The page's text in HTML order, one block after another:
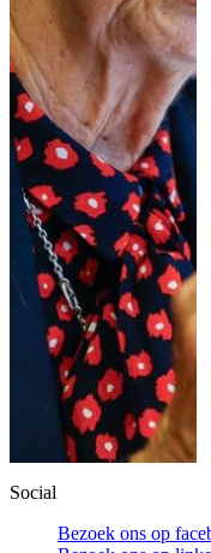
Social
Bezoek ons op